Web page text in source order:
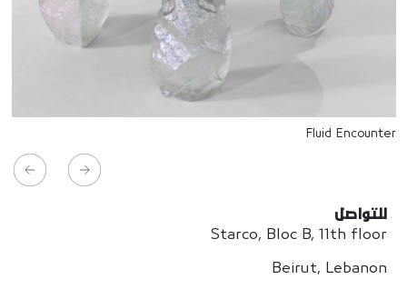
Fluid Encounter
للتواصل
Starco, Bloc B, 11th floor
Beirut, Lebanon